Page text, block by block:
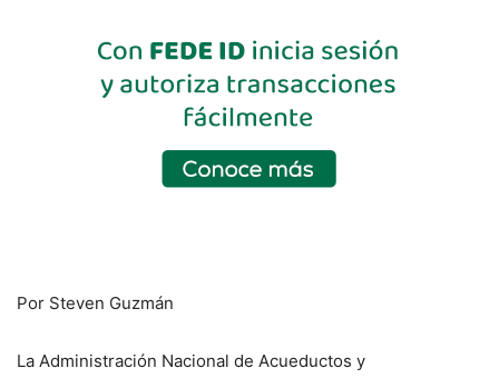
Por Steven Guzmán
La Administración Nacional de Acueductos y